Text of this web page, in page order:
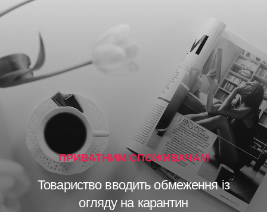
ПРИВАТНИМ СПОЖИВАЧАМ
Товариство вводить обмеження із
огляду на карантин